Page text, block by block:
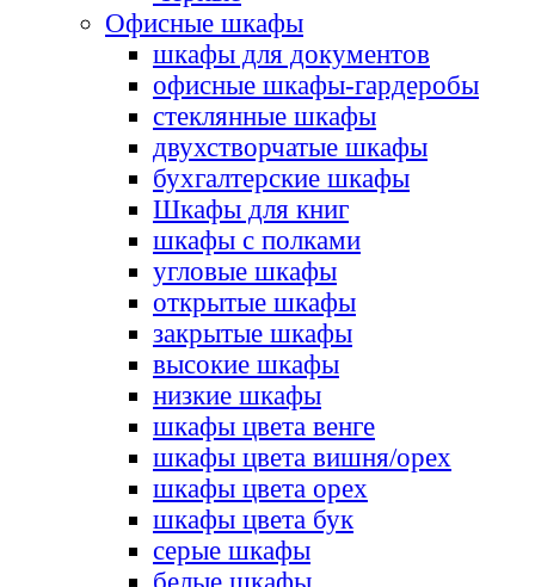
Офисные шкафы
шкафы для документов
офисные шкафы-гардеробы
стеклянные шкафы
двухстворчатые шкафы
бухгалтерские шкафы
Шкафы для книг
шкафы с полками
угловые шкафы
открытые шкафы
закрытые шкафы
высокие шкафы
низкие шкафы
шкафы цвета венге
шкафы цвета вишня/орех
шкафы цвета орех
шкафы цвета бук
серые шкафы